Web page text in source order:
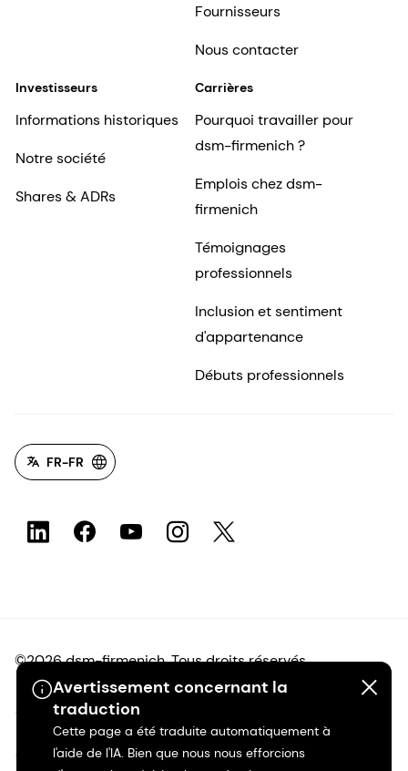
Avertissement concernant la
traduction
Cette page a été traduite automatiquement à
l'aide de l'IA. Bien que nous nous efforcions
Fournisseurs
Nous contacter
Investisseurs
Informations historiques
Notre société
Shares & ADRs
Carrières
Pourquoi travailler pour
dsm-firmenich ?
Emplois chez dsm-
firmenich
Témoignages
professionnels
Inclusion et sentiment
d'appartenance
Débuts professionnels
FR-FR
©2026 dsm-firmenich. Tous droits réservés.
Avis de confidentialité
Conditions d'utilisation